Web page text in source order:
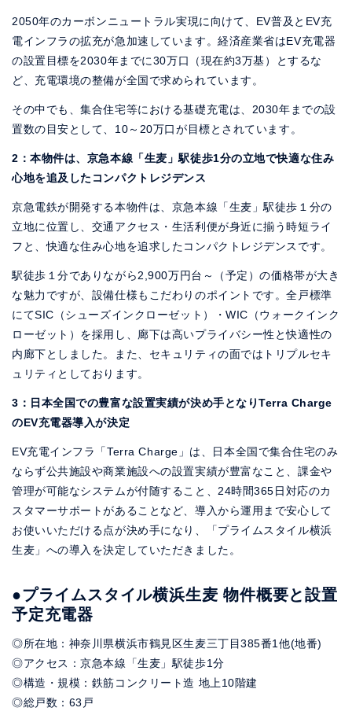
2050年のカーボンニュートラル実現に向けて、EV普及とEV充
電インフラの拡充が急加速しています。経済産業省はEV充電器
の設置目標を2030年までに30万口（現在約3万基）とするな
ど、充電環境の整備が全国で求められています。
その中でも、集合住宅等における基礎充電は、2030年までの設
置数の目安として、10～20万口が目標とされています。
2：本物件は、京急本線「生麦」駅徒歩1分の立地で快適な住み
心地を追及したコンパクトレジデンス
京急電鉄が開発する本物件は、京急本線「生麦」駅徒歩１分の
立地に位置し、交通アクセス・生活利便が身近に揃う時短ライ
フと、快適な住み心地を追求したコンパクトレジデンスです。
駅徒歩１分でありながら2,900万円台～（予定）の価格帯が大き
な魅力ですが、設備仕様もこだわりのポイントです。全戸標準
にてSIC（シューズインクローゼット）・WIC（ウォークインク
ローゼット）を採用し、廊下は高いプライバシー性と快適性の
内廊下としました。また、セキュリティの面ではトリプルセキ
ュリティとしております。
3：日本全国での豊富な設置実績が決め手となりTerra Charge
のEV充電器導入が決定
EV充電インフラ「Terra Charge」は、日本全国で集合住宅のみ
ならず公共施設や商業施設への設置実績が豊富なこと、課金や
管理が可能なシステムが付随すること、24時間365日対応のカ
スタマーサポートがあることなど、導入から運用まで安心して
お使いいただける点が決め手になり、「プライムスタイル横浜
生麦」への導入を決定していただきました。
●プライムスタイル横浜生麦 物件概要と設置
予定充電器
◎所在地：神奈川県横浜市鶴見区生麦三丁目385番1他(地番)
◎アクセス：京急本線「生麦」駅徒歩1分
◎構造・規模：鉄筋コンクリート造 地上10階建
◎総戸数：63戸